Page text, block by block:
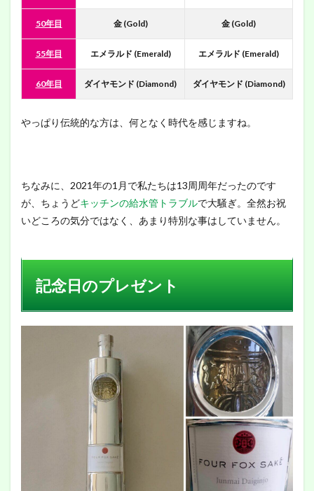
50年目 金 (Gold) 金 (Gold)
55年目 エメラルド (Emerald) エメラルド (Emerald)
60年目 ダイヤモンド (Diamond) ダイヤモンド (Diamond)
やっぱり伝統的な方は、何となく時代を感じますね。
ちなみに、2021年の1月で私たちは13周周年だったのです
が、ちょうどキッチンの給水管トラブルで大騒ぎ。全然お祝
いどころの気分ではなく、あまり特別な事はしていません。
記念日のプレゼント